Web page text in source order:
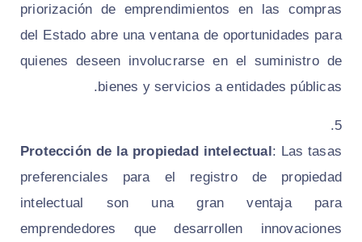
priorización de emprendimientos en las compras
del Estado abre una ventana de oportunidades para
quienes deseen involucrarse en el suministro de
bienes y servicios a entidades públicas.
Protección de la propiedad intelectual: Las tasas
preferenciales para el registro de propiedad
intelectual son una gran ventaja para
emprendedores que desarrollen innovaciones